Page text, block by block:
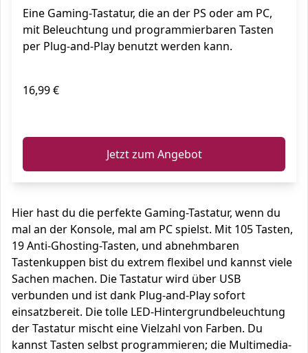
Eine Gaming-Tastatur, die an der PS oder am PC,
mit Beleuchtung und programmierbaren Tasten
per Plug-and-Play benutzt werden kann.
16,99 €
Jetzt zum Angebot
Hier hast du die perfekte Gaming-Tastatur, wenn du
mal an der Konsole, mal am PC spielst. Mit 105 Tasten,
19 Anti-Ghosting-Tasten, und abnehmbaren
Tastenkuppen bist du extrem flexibel und kannst viele
Sachen machen. Die Tastatur wird über USB
verbunden und ist dank Plug-and-Play sofort
einsatzbereit. Die tolle LED-Hintergrundbeleuchtung
der Tastatur mischt eine Vielzahl von Farben. Du
kannst Tasten selbst programmieren; die Multimedia-